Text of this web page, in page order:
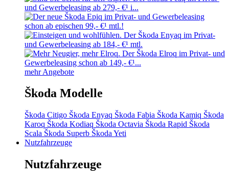
mehr Angebote
Škoda Modelle
Škoda Citigo Škoda Enyaq Škoda Fabia Škoda Kamiq Škoda
Karoq Škoda Kodiaq Škoda Octavia Škoda Rapid Škoda
Scala Škoda Superb Škoda Yeti
Nutzfahrzeuge
Nutzfahrzeuge